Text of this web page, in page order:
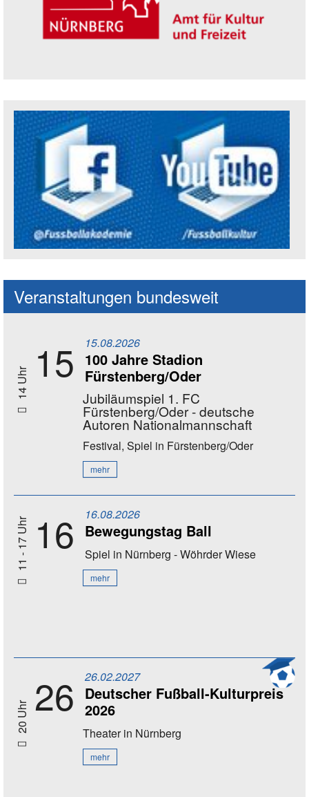
Veranstaltungen bundesweit
14 Uhr 15 15.08.2026
100 Jahre Stadion
Fürstenberg/Oder
Jubiläumspiel 1. FC
Fürstenberg/Oder - deutsche
Autoren Nationalmannschaft
Festival, Spiel in Fürstenberg/Oder
mehr
11 - 17 Uhr 16 16.08.2026
Bewegungstag Ball
Spiel in Nürnberg - Wöhrder Wiese
mehr
20 Uhr 26 26.02.2027
Deutscher Fußball-Kulturpreis
2026
Theaterin Nürnberg
mehr